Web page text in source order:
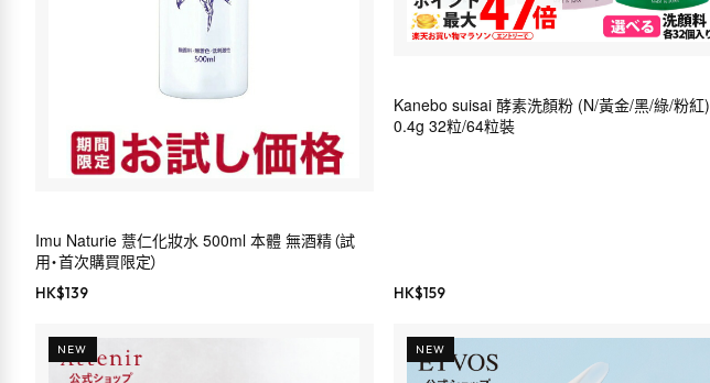
Imu Naturie 薏仁化妝水 500ml 本體 無酒精（試
用・首次購買限定）
HK$139
Kanebo suisai 酵素洗顏粉 (N/黃金/黑/綠/粉紅)
0.4g 32粒/64粒裝
HK$159
NEW NEW